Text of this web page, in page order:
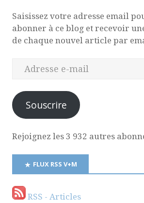
Saisissez votre adresse email
abonner à ce blog et recevoir
de chaque nouvel article par
Souscrire
Rejoignez les 3 932 autres
FLUX RSS V+M
RSS - Articles